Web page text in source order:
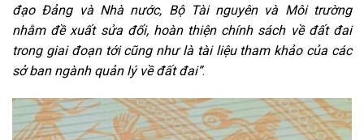
đạo Đảng và Nhà nước, Bộ Tài nguyên và Môi trường
nhằm đề xuất sửa đổi, hoàn thiện chính sách về đất đai
trong giai đoạn tới cũng như là tài liệu tham khảo của các
sở ban ngành quản lý về đất đai”.